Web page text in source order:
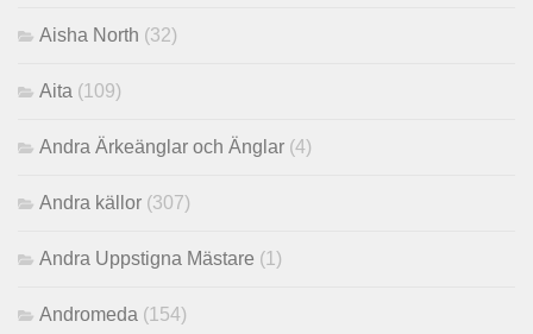
Aisha North (32)
Aita (109)
Andra Ärkeänglar och Änglar (4)
Andra källor (307)
Andra Uppstigna Mästare (1)
Andromeda (154)